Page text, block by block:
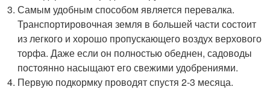
Самым удобным способом является перевалка.
Транспортировочная земля в большей части состоит
из легкого и хорошо пропускающего воздух верхового
торфа. Даже если он полностью обеднен, садоводы
постоянно насыщают его свежими удобрениями.
Первую подкормку проводят спустя 2-3 месяца.